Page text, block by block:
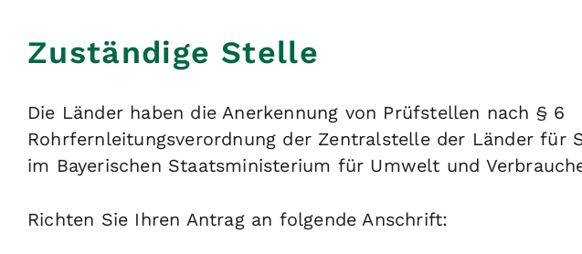
Zuständige Stelle
Die Länder haben die Anerkennung von Prüfstellen nach § 6
Rohrfernleitungsverordnung der Zentralstelle der Länder für
im Bayerischen Staatsministerium für Umwelt und
Richten Sie Ihren Antrag an folgende Anschrift: